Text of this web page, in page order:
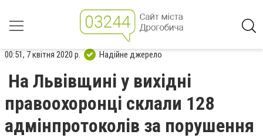
00:51, 7 квітня 2020 р. Надійне джерело
На Львівщині у вихідні
правоохоронці склали 128
адмінпротоколів за порушення